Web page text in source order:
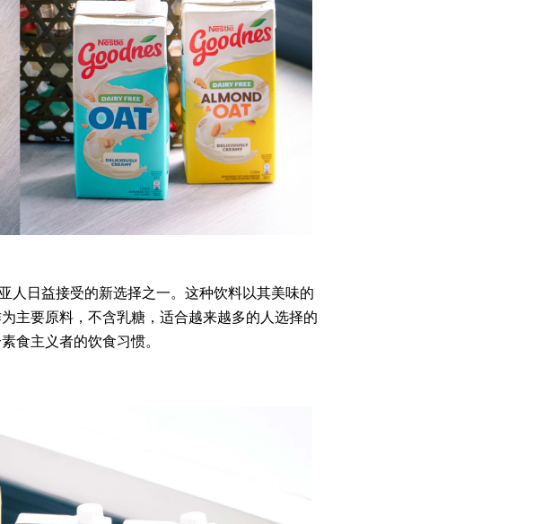
人日益接受的新选择之一。这种饮料以其美味的
主要原料，不含乳糖，适合越来越多的人选择的
食主义者的饮食习惯。